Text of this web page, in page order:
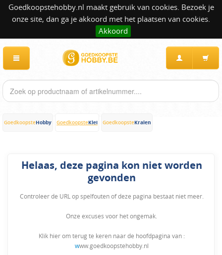
Goedkoopstehobby.nl maakt gebruik van cookies. Bezoek je
onze site, dan ga je akkoord met het plaatsen van cookies.
Akkoord
GoedkoopsteHobby GoedkoopsteKlei GoedkoopsteKralen
Helaas, deze pagina kon niet worden
gevonden
Controleer de URL op spelfouten of deze pagina bestaat niet meer.
Onze excuses voor het ongemak.
Klik hier om terug te keren naar de hoofdpagina van :
www.goedkoopstehobby.nl